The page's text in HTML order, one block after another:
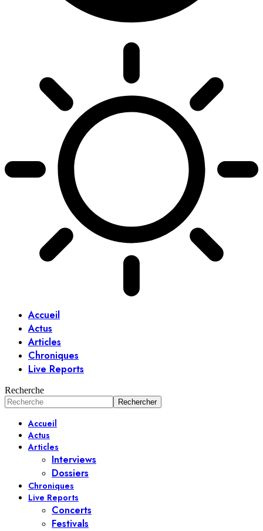
Accueil
Actus
Articles
Chroniques
Live Reports
Recherche
Accueil
Actus
Articles
Interviews
Dossiers
Chroniques
Live Reports
Concerts
Festivals